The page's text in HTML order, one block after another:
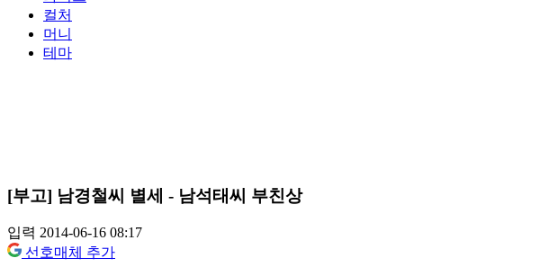
컬처
머니
테마
[부고] 남경철씨 별세 - 남석태씨 부친상
입력 2014-06-16 08:17
선호매체 추가